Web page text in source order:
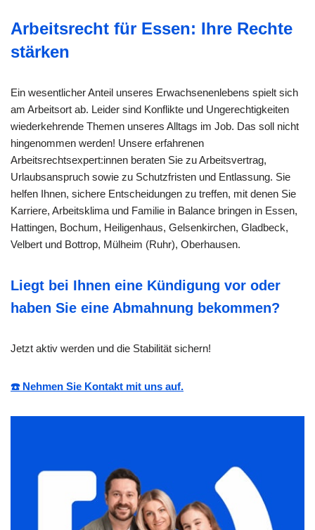
Arbeitsrecht für Essen: Ihre Rechte
stärken
Ein wesentlicher Anteil unseres Erwachsenenlebens spielt sich
am Arbeitsort ab. Leider sind Konflikte und Ungerechtigkeiten
wiederkehrende Themen unseres Alltags im Job. Das soll nicht
hingenommen werden! Unsere erfahrenen
Arbeitsrechtsexpert:innen beraten Sie zu Arbeitsvertrag,
Urlaubsanspruch sowie zu Schutzfristen und Entlassung. Sie
helfen Ihnen, sichere Entscheidungen zu treffen, mit denen Sie
Karriere, Arbeitsklima und Familie in Balance bringen in Essen,
Hattingen, Bochum, Heiligenhaus, Gelsenkirchen, Gladbeck,
Velbert und Bottrop, Mülheim (Ruhr), Oberhausen.
Liegt bei Ihnen eine Kündigung vor oder
haben Sie eine Abmahnung bekommen?
Jetzt aktiv werden und die Stabilität sichern!
☎️ Nehmen Sie Kontakt mit uns auf.